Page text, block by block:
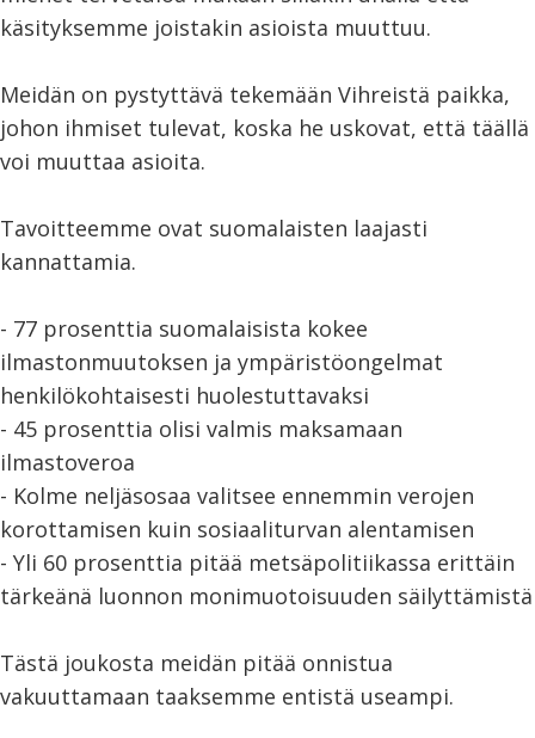
käsityksemme joistakin asioista muuttuu.
Meidän on pystyttävä tekemään Vihreistä paikka,
johon ihmiset tulevat, koska he uskovat, että täällä
voi muuttaa asioita.
Tavoitteemme ovat suomalaisten laajasti
kannattamia.
- 77 prosenttia suomalaisista kokee
ilmastonmuutoksen ja ympäristöongelmat
henkilökohtaisesti huolestuttavaksi
- 45 prosenttia olisi valmis maksamaan
ilmastoveroa
- Kolme neljäsosaa valitsee ennemmin verojen
korottamisen kuin sosiaaliturvan alentamisen
- Yli 60 prosenttia pitää metsäpolitiikassa erittäin
tärkeänä luonnon monimuotoisuuden säilyttämistä
Tästä joukosta meidän pitää onnistua
vakuuttamaan taaksemme entistä useampi.